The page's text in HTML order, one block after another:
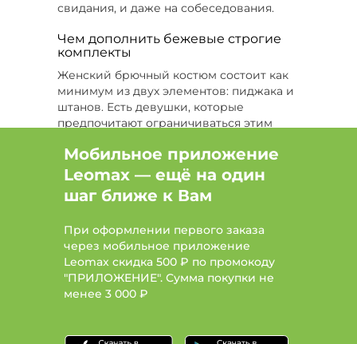
Тип костюм спортивный, Размер 60-62, Сезон
Тип костюм спортивный, Цвет Черный, Размер
Цвет Оранжевый, Размер 58
Тип футболка, Цвет Розовый, Размер 48
Цвет Розовый, Размер 50, Сезон Все
Цвет Голубой, Размер 60-62
Цвет Фиолетовый, Размер 60, Сезон Лето
Цвет Бежевый, Размер 50, Сезон Лето
Цвет Зеленый, Размер 48, Сезон Все
свидания, и даже на собеседования.
Чем дополнить бежевые строгие
комплекты
Женский брючный костюм состоит как
минимум из двух элементов: пиджака и
штанов. Есть девушки, которые
предпочитают ограничиваться этим
на любой фигуре. Но брючный костюм
важно дополнить неброской рубашкой,
топом или футболкой.
пуговица. Самое строгое и в то же
время привлекательное
сочетание. Самый выигрышный
комплект: бежевый костюм и
белая рубашка. Расстегните
Женственная блузка. Мы говорим
Мобильное приложение
Leomax — ещё на один
шаг ближе к Вам
При оформлении первого заказа
через мобильное приложение
Leomax скидка 500 ₽ по промокоду
"ПРИЛОЖЕНИЕ". Сумма покупки не
менее 3 000 ₽